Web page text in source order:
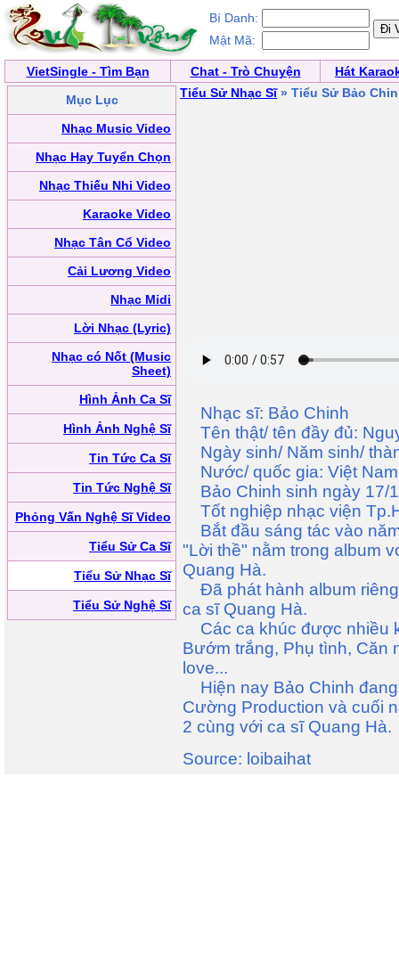
Bí Danh:
Mật Mã:
VietSingle - Tìm Bạn Chat - Trò Chuyện
Hát
Mục Lục
Nhạc Music Video
Nhạc Hay Tuyển Chọn
Nhạc Thiếu Nhi Video
Karaoke Video
Nhạc Tân Cổ Video
Cải Lương Video
Nhạc Midi
Lời Nhạc (Lyric)
Nhạc có Nốt (Music
Sheet)
Hình Ảnh Ca Sĩ
Hình Ảnh Nghệ Sĩ
Tin Tức Ca Sĩ
Tin Tức Nghệ Sĩ
Phỏng Vấn Nghệ Sĩ Video
Tiểu Sử Ca Sĩ
Tiểu Sử Nhạc Sĩ
Tiểu Sử Nghệ Sĩ
Tiểu Sử Nhạc Sĩ» Tiểu Sử Bảo
Nhạc sĩ: Bảo Chinh
Tên thật/ tên đầy đủ:
Ngày sinh/ Năm sinh/
Nước/ quốc gia: Việt Nam
Bảo Chinh sinh ngày 17/
Tốt nghiệp nhạc viện
Bắt đầu sáng tác vào
"Lời thề" nằm trong album
Quang Hà.
Đã phát hành album
ca sĩ Quang Hà.
Các ca khúc được nhiều
Bướm trắng, Phụ tình, Căn
love...
Hiện nay Bảo Chinh
Cường Production và cuối
2 cùng với ca sĩ Quang Hà.
Source: loibaihat